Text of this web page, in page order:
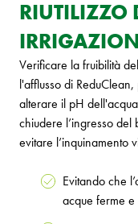
RIUTILIZZO
Verificare la fruibilità
l'afflusso di
alterare il pH
chiudere l’ingresso del
evitare l’inquinamento
Evitando che
acque ferme e